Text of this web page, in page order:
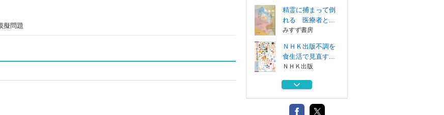
擬問題
精霊に捕まって倒
れる 医療者と...
みすず書房
ＮＨＫ出版不調を
食生活で見直す...
ＮＨＫ出版
ＪＬＰＴ Ｎ４日
ジャパンタイム...